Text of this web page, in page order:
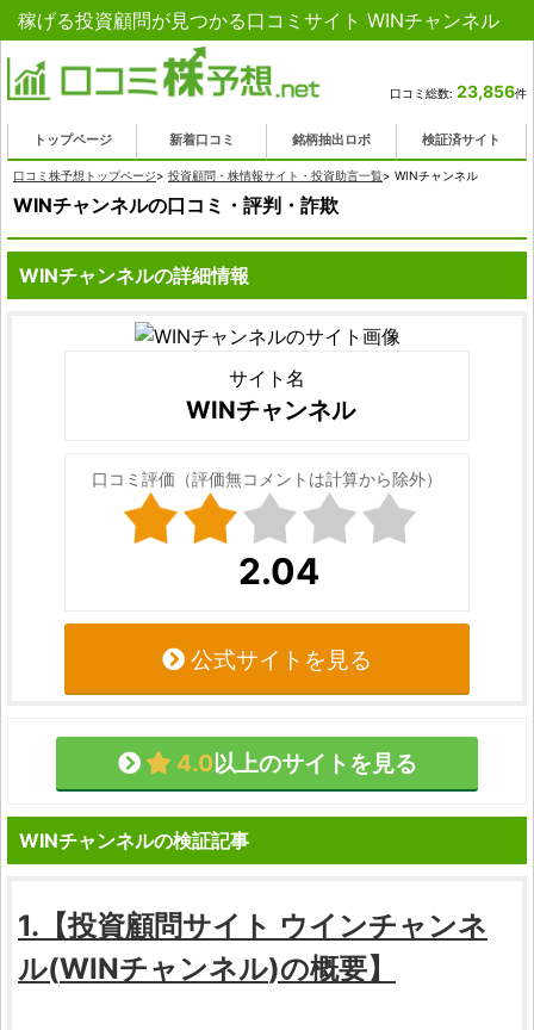
稼げる投資顧問が見つかる口コミサイト WINチャンネル
口コミ総数: 23,856件
トップページ 新着口コミ 銘柄抽出ロボ 検証済サイト
口コミ株予想トップページ> 投資顧問・株情報サイト・投資助言一覧> WINチャンネル
WINチャンネルの口コミ・評判・詐欺
WINチャンネルの詳細情報
サイト名
WINチャンネル
口コミ評価（評価無コメントは計算から除外）
2.04
公式サイトを見る
4.0以上のサイトを見る
WINチャンネルの検証記事
1.【投資顧問サイト ウインチャンネ
ル(WINチャンネル)の概要】